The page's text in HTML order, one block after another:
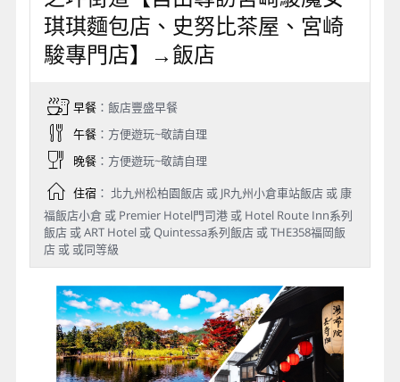
琪琪麵包店、史努比茶屋、宮崎
駿專門店】→飯店
早餐：飯店豐盛早餐
午餐：方便遊玩~敬請自理
晚餐：方便遊玩~敬請自理
住宿： 北九州松柏園飯店 或 JR九州小倉車站飯店 或 康
福飯店小倉 或 Premier Hotel門司港 或 Hotel Route Inn系列
飯店 或 ART Hotel 或 Quintessa系列飯店 或 THE358福岡飯
店 或 或同等級